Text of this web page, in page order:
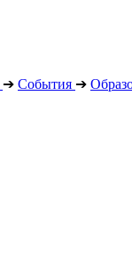
➔ События ➔